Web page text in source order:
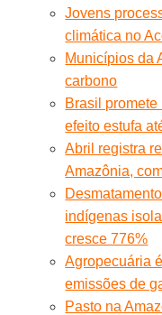
Jovens
climática no
Municípios da
carbono
Brasil
efeito estufa
Abril registra
Amazônia,
indígenas
cresce 776%
Agropecuária
emissões de
Pasto na